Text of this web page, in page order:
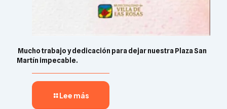
​ Mucho trabajo y dedicación para dejar nuestra Plaza San
Martín impecable. ​​
Lee más